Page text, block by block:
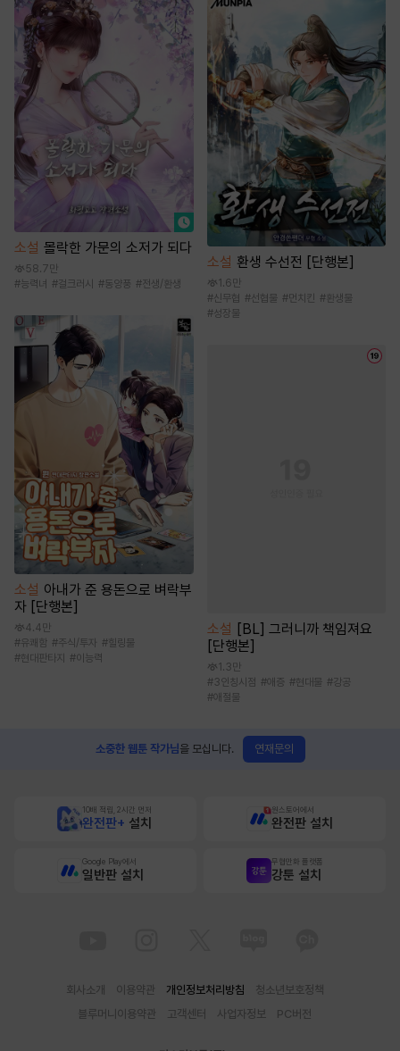
소설 몰락한 가문의 소저가 되다
58.7만
#능력녀 #걸크러시 #동양풍 #전생/환생
소설 아내가 준 용돈으로 벼락부
자 [단행본]
4.4만
#유쾌함 #주식/투자 # 힐링물
#현대판타지 #이능력
소설 환생 수선전 [단행본]
1.6만
#신무협 #선협물 #먼치킨 #환생물
#성장물
소설 [BL] 그러니까 책임져요
[단행본]
1.3만
#3인칭시점 #애증 #현대물 #강공
#애절물
소중한 웹툰 작가님을 모십니다. 연재문의
10배 적립, 2시간 먼저
완전판+ 설치
원스토어에서
완전판 설치
Google Play에서
일반판 설치
무협만화 플랫폼
강툰 설치
회사소개 이용약관 개인정보처리방침
청소년보호정책
블루머니이용약관
고객센터 사업자정보 PC버전